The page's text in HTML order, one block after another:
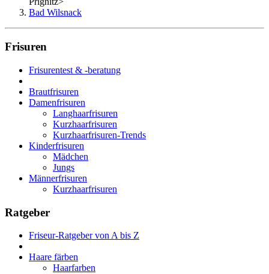
Bad Wilsnack
Frisuren
Frisurentest & -beratung
Brautfrisuren
Damenfrisuren
Langhaarfrisuren
Kurzhaarfrisuren
Kurzhaarfrisuren-Trends
Kinderfrisuren
Mädchen
Jungs
Männerfrisuren
Kurzhaarfrisuren
Ratgeber
Friseur-Ratgeber von A bis Z
Haare färben
Haarfarben